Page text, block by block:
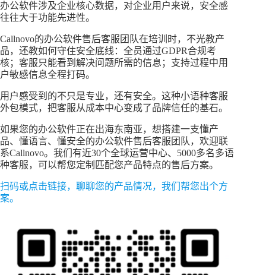
办公软件涉及企业核心数据，对企业用户来说，安全感
往往大于功能先进性。
Callnovo的办公软件售后客服团队在培训时，不光教产
品，还教如何守住安全底线：全员通过GDPR合规考
核；客服只能看到解决问题所需的信息；支持过程中用
户敏感信息全程打码。
用户感受到的不只是专业，还有安全。这种小语种客服
外包模式，把客服从成本中心变成了品牌信任的基石。
如果您的办公软件正在出海东南亚，想搭建一支懂产
品、懂语言、懂安全的办公软件售后客服团队，欢迎联
系Callnovo。我们有近30个全球运营中心、5000多名多语
种客服，可以帮您定制匹配您产品特点的售后方案。
扫码或点击链接，聊聊您的产品情况，我们帮您出个方
案。